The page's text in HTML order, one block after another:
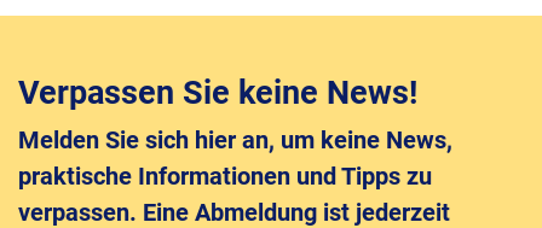
Verpassen Sie keine News!
Melden Sie sich hier an, um keine News,
praktische Informationen und Tipps zu
verpassen. Eine Abmeldung ist jederzeit